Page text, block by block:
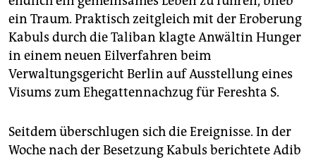
ein Traum. Praktisch zeitgleich mit der Eroberung
Kabuls durch die Taliban klagte Anwältin Hunger
in einem neuen Eilverfahren beim
Verwaltungsgericht Berlin auf Ausstellung eines
Visums zum Ehegattennachzug für Fereshta S.
Seitdem überschlugen sich die Ereignisse. In der
Woche nach der Besetzung Kabuls berichtete Adib